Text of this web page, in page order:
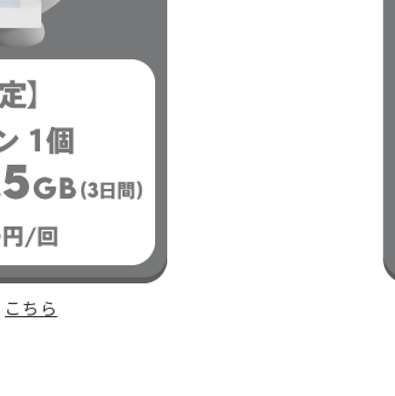
こちら